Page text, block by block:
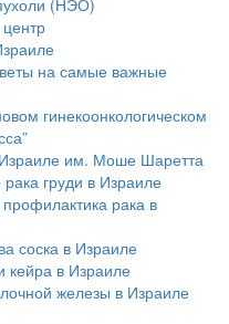
на самые важные
гинекоонкологическом
Израиле им. Моше Шаретта
груди в Израиле
рака в
соска в Израиле
кейра в Израиле
железы в Израиле